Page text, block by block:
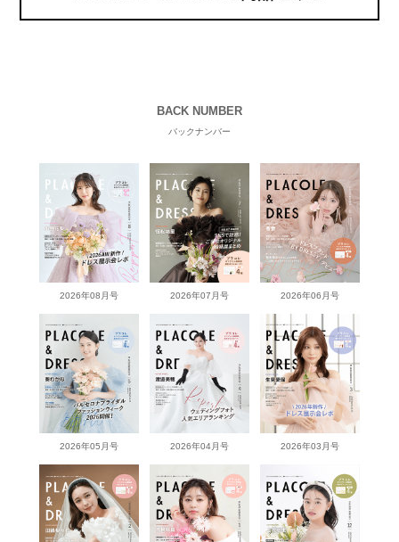
BACK NUMBER
バックナンバー
2026年08月号 2026年07月号 2026年06月号
2026年05月号 2026年04月号 2026年03月号